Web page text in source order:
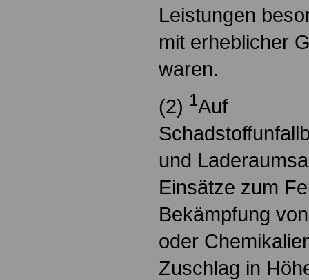
Leistungen
mit erheblicher
waren.
(2) 1Auf
und
Einsätze zum
Bekämpfung
oder
Zuschlag in